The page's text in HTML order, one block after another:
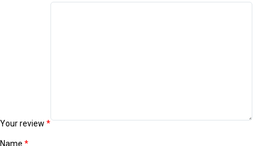
Your review *
Name *